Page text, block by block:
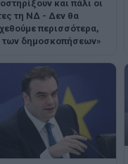
και πάλι οι
τη ΝΔ - Δεν θα
περισσότερα,
των δημοσκοπήσεων»